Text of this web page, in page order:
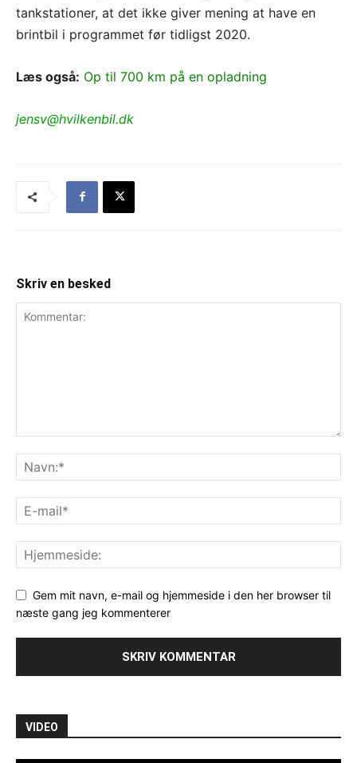
tankstationer, at det ikke giver mening at have en
brintbil i programmet før tidligst 2020.
Læs også: Op til 700 km på en opladning
jensv@hvilkenbil.dk
Skriv en besked
Gem mit navn, e-mail og hjemmeside i den her browser til
næste gang jeg kommenterer
VIDEO